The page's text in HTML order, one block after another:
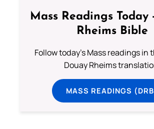
Mass Readings Today
Rheims Bible
Follow today's Mass readings in
Douay Rheims
MASS READINGS